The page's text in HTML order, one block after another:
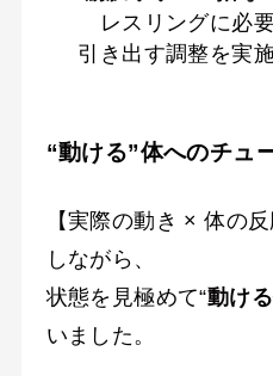
レスリングに必
引き出す調整を実施
“動ける”体へのチュ
【実際の動き × 体の
しながら、
状態を見極めて“動け
いました。